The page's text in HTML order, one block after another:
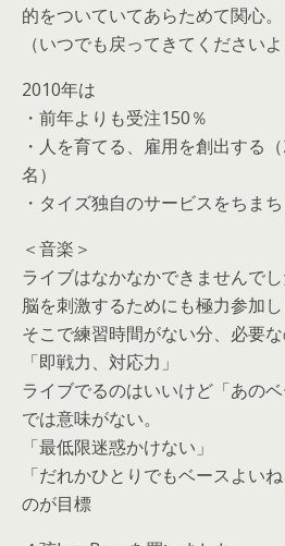
的をついていてあらためて関心。
（いつでも戻ってきてくださいよ
2010年は
・前年よりも受注150％
・人を育てる、雇用を創出する
名）
・タイズ独自のサービスをちま
＜音楽＞
ライブはなかなかできませんでし
脳を刺激するためにも極力参加し
そこで練習時間がない分、必要
「即戦力、対応力」
ライブでるのはいいけど「あのベ
では意味がない。
「最低限迷惑かけない」
「だれかひとりでもベースよい
のが目標